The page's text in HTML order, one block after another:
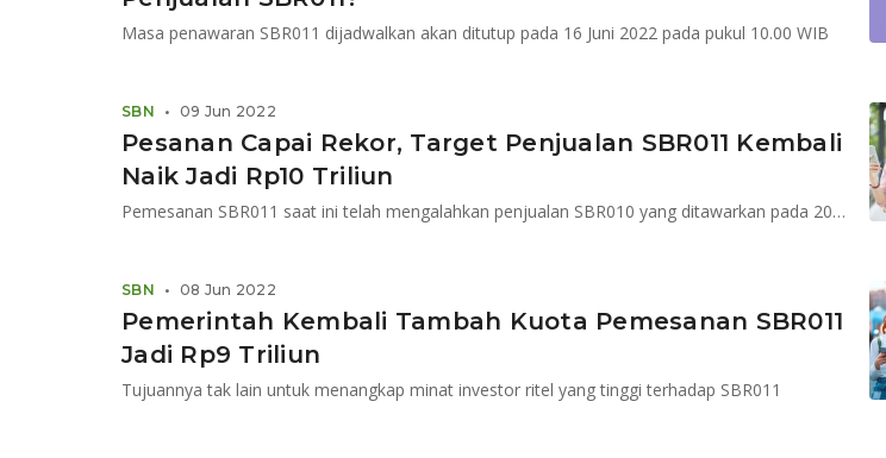
Masa penawaran SBR011 dijadwalkan akan ditutup pada 16 Juni 2022 pada pukul 10.00 WIB
Pesanan Capai Rekor, Target Penjualan SBR011 Kembali
Naik Jadi Rp10 Triliun
Pemesanan SBR011 saat ini telah mengalahkan penjualan SBR010 yang ditawarkan pada 2021
SBN • 09 Jun 2022
Pemerintah Kembali Tambah Kuota Pemesanan SBR011
Jadi Rp9 Triliun
Tujuannya tak lain untuk menangkap minat investor ritel yang tinggi terhadap SBR011
SBN • 08 Jun 2022